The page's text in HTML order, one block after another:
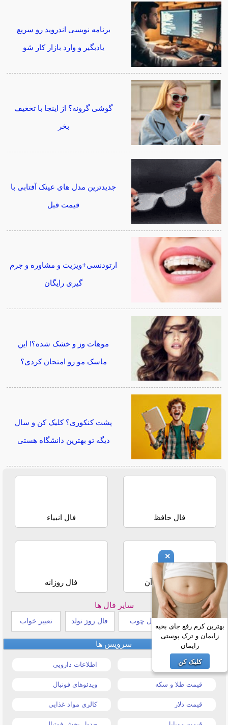
برنامه نویسی اندروید رو سریع
یادبگیر و وارد بازار کار شو
گوشی گرونه؟ از اینجا با تخغیف
بخر
جدیدترین مدل های عینک آفتابی با
قیمت قبل
ارتودنسی+ویزیت و مشاوره و جرم
گیری رایگان
موهات وز و خشک شده؟! این
ماسک مو رو امتحان کردی؟
پشت کنکوری؟ کلیک کن و سال
دیگه تو بهترین دانشگاه هستی
فال حافظ فال انبیاء
استخاره با قرآن فال روزانه
سایر فال ها
طالع بینی هندی فال چوب فال روز تولد تعبیر خواب
سرویس ها
قیمت خودرو اطلاعات دارویی
قیمت طلا و سکه ویدئوهای فوتبال
قیمت دلار کالری مواد غذایی
×
بهترین کرم رفع جای بخیه
زایمان و ترک پوستی
زایمان
کلیک کن